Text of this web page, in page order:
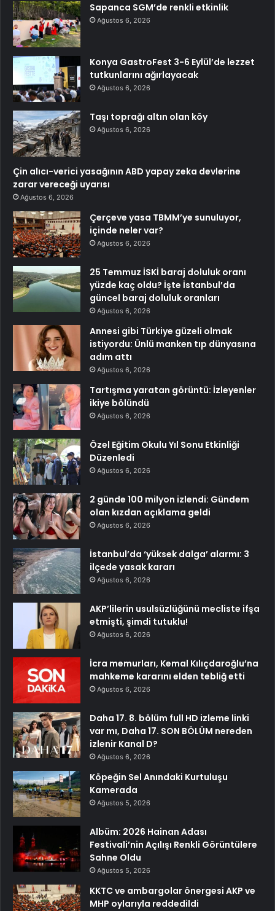
Sapanca SGM’de renkli etkinlik
Ağustos 6, 2026
Konya GastroFest 3-6 Eylül’de lezzet
tutkunlarını ağırlayacak
Ağustos 6, 2026
Taşı toprağı altın olan köy
Ağustos 6, 2026
Çin alıcı-verici yasağının ABD yapay zeka devlerine
zarar vereceği uyarısı
Ağustos 6, 2026
Çerçeve yasa TBMM’ye sunuluyor,
içinde neler var?
Ağustos 6, 2026
25 Temmuz İSKİ baraj doluluk oranı
yüzde kaç oldu? İşte İstanbul’da
güncel baraj doluluk oranları
Ağustos 6, 2026
Annesi gibi Türkiye güzeli olmak
istiyordu: Ünlü manken tıp dünyasına
adım attı
Ağustos 6, 2026
Tartışma yaratan görüntü: İzleyenler
ikiye bölündü
Ağustos 6, 2026
Özel Eğitim Okulu Yıl Sonu Etkinliği
Düzenledi
Ağustos 6, 2026
2 günde 100 milyon izlendi: Gündem
olan kızdan açıklama geldi
Ağustos 6, 2026
İstanbul’da ‘yüksek dalga’ alarmı: 3
ilçede yasak kararı
Ağustos 6, 2026
AKP’lilerin usulsüzlüğünü mecliste ifşa
etmişti, şimdi tutuklu!
Ağustos 6, 2026
İcra memurları, Kemal Kılıçdaroğlu’na
mahkeme kararını elden tebliğ etti
Ağustos 6, 2026
Daha 17. 8. bölüm full HD izleme linki
var mı, Daha 17. SON BÖLÜM nereden
izlenir Kanal D?
Ağustos 6, 2026
Köpeğin Sel Anındaki Kurtuluşu
Kamerada
Ağustos 5, 2026
Albüm: 2026 Hainan Adası
Festivali’nin Açılışı Renkli Görüntülere
Sahne Oldu
Ağustos 5, 2026
KKTC ve ambargolar önergesi AKP ve
MHP oylarıyla reddedildi